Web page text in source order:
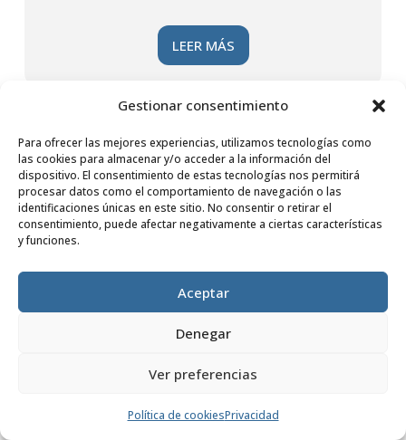
Gestionar consentimiento
Para ofrecer las mejores experiencias, utilizamos tecnologías como
las cookies para almacenar y/o acceder a la información del
dispositivo. El consentimiento de estas tecnologías nos permitirá
procesar datos como el comportamiento de navegación o las
identificaciones únicas en este sitio. No consentir o retirar el
consentimiento, puede afectar negativamente a ciertas características
y funciones.
Aceptar
Denegar
Ver preferencias
Política de cookiesPrivacidad
LEER MÁS
Un paso más hacia la
educación y la seguridad
alimentaria en Tete